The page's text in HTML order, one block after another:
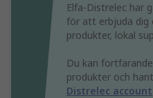
Elfa-Distrelec har
för att erbjuda dig
produkter, lokal
Du kan
produkter och
Distrelec account